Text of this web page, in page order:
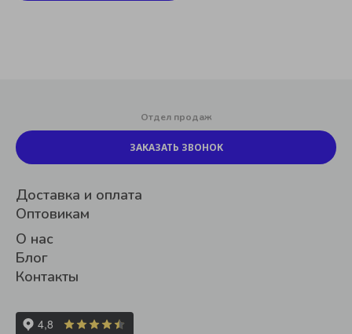
Доставка и оплата
Оптовикам
О нас
Блог
Контакты
Отдел продаж
ЗАКАЗАТЬ ЗВОНОК